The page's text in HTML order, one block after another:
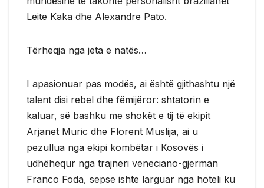
Leite Kaka dhe Alexandre Pato.
Tërheqja nga jeta e natës…
I apasionuar pas modës, ai është gjithashtu një
talent disi rebel dhe fëmijëror: shtatorin e
kaluar, së bashku me shokët e tij të ekipit
Arjanet Muric dhe Florent Muslija, ai u
pezullua nga ekipi kombëtar i Kosovës i
udhëhequr nga trajneri veneciano-gjerman
Franco Foda, sepse ishte larguar nga hoteli ku